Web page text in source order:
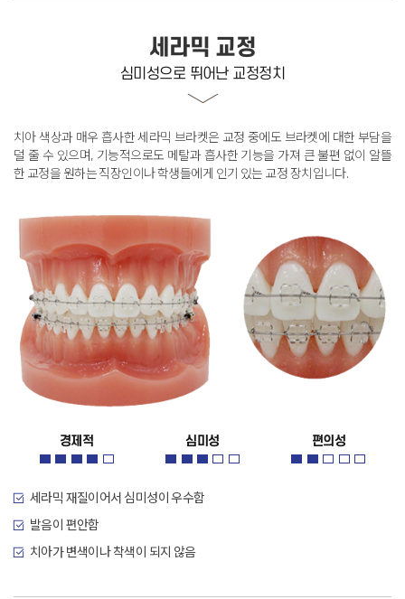
세라믹 교정
심미성으로 뛰어난 교정정치
치아 색상과 매우 흡사한 세라믹 브라켓은 교정 중에도 브라켓에 대한 부담을
덜 줄 수 있으며, 기능적으로도 메탈과 흡사한 기능을 가져 큰 불편 없이 알뜰
한 교정을 원하는 직장인이나 학생들에게 인기 있는 교정 장치입니다.
경제적 심미성 편의성
세라믹 재질이어서 심미성이 우수함
발음이 편안함
치아가 변색이나 착색이 되지 않음